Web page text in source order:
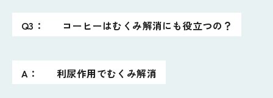
Q3： コーヒーはむくみ解消にも役立つの？
A： 利尿作用でむくみ解消